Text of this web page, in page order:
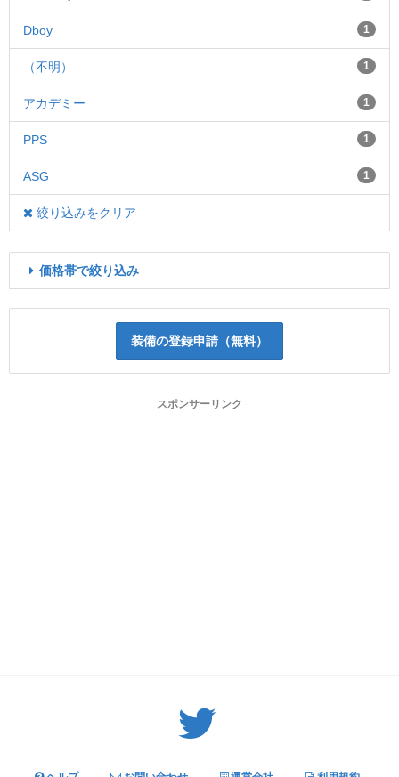
Dboy 1
（不明） 1
アカデミー 1
PPS 1
ASG 1
絞り込みをクリア
価格帯で絞り込み
装備の登録申請（無料）
スポンサーリンク